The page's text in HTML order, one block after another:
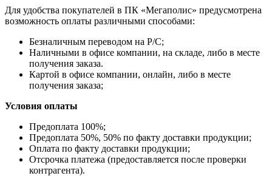
Для удобства покупателей в ПК «Мегаполис» предусмотрена
возможность оплаты различными способами:
Безналичным переводом на Р/С;
Наличными в офисе компании, на складе, либо в месте
получения заказа.
Картой в офисе компании, онлайн, либо в месте
получения заказа;
Условия оплаты
Предоплата 100%;
Предоплата 50%, 50% по факту доставки продукции;
Оплата по факту доставки продукции;
Отсрочка платежа (предоставляется после проверки
контрагента).